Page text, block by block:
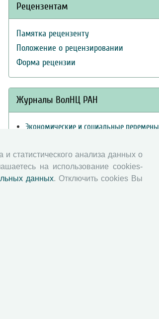
Рецензентам
Памятка рецензенту
Положение о рецензировании
Форма рецензии
Журналы ВолНЦ РАН
Экономические и социальные перемены
Вопросы территориального развития
Социальное пространство
Юный экономист
и статистического анализа данных о
на использование cookies-
данных. Отключить cookies Вы